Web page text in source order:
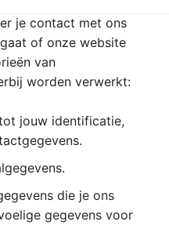
je contact met ons
of onze website
van
worden verwerkt:
jouw identificatie,
die je ons
gegevens voor